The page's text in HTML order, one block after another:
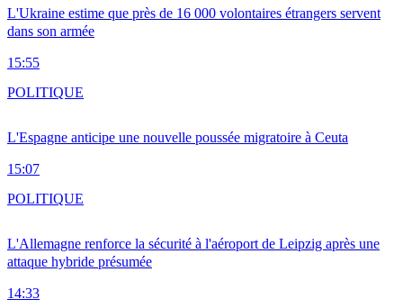
L'Ukraine estime que près de 16 000 volontaires étrangers servent
dans son armée
15:55
L'Espagne anticipe une nouvelle poussée migratoire à Ceuta
15:07
POLITIQUE
L'Allemagne renforce la sécurité à l'aéroport de Leipzig après une
attaque hybride présumée
14:33
POLITIQUE